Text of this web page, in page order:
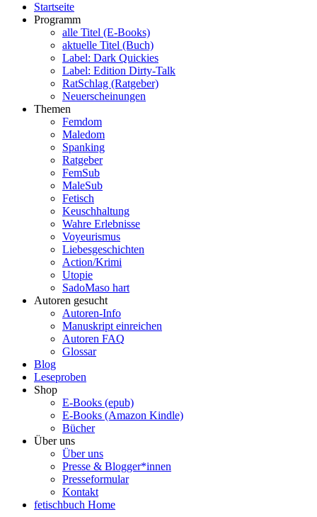
Startseite
Programm
alle Titel (E-Books)
aktuelle Titel (Buch)
Label: Dark Quickies
Label: Edition Dirty-Talk
RatSchlag (Ratgeber)
Neuerscheinungen
Themen
Femdom
Maledom
Spanking
Ratgeber
FemSub
MaleSub
Fetisch
Keuschhaltung
Wahre Erlebnisse
Voyeurismus
Liebesgeschichten
Action/Krimi
Utopie
SadoMaso hart
Autoren gesucht
Autoren-Info
Manuskript einreichen
Autoren FAQ
Glossar
Blog
Leseproben
Shop
E-Books (epub)
E-Books (Amazon Kindle)
Bücher
Über uns
Über uns
Presse & Blogger*innen
Presseformular
Kontakt
fetischbuch Home